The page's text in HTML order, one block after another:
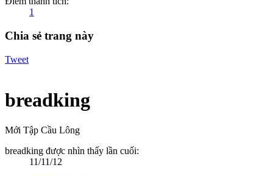
1
Chia sẻ trang này
Tweet
breadking
Mới Tập Cầu Lông
breadking được nhìn thấy lần cuối:
11/11/12